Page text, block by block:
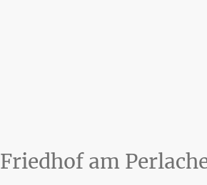
Friedhof am